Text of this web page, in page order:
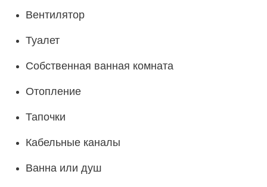
Вентилятор
Туалет
Собственная ванная комната
Отопление
Тапочки
Кабельные каналы
Ванна или душ